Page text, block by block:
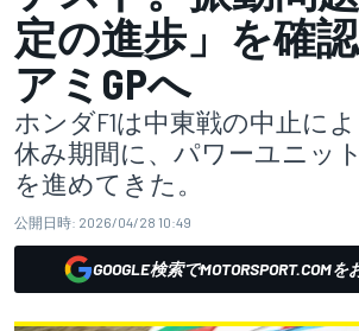
定の進歩」を確
アミGPへ
ホンダF1は中東戦の中止に
休み期間に、パワーユニッ
を進めてきた。
公開日時: 2026/04/28 10:49
GOOGLE検索でMOTORSPORT.COM